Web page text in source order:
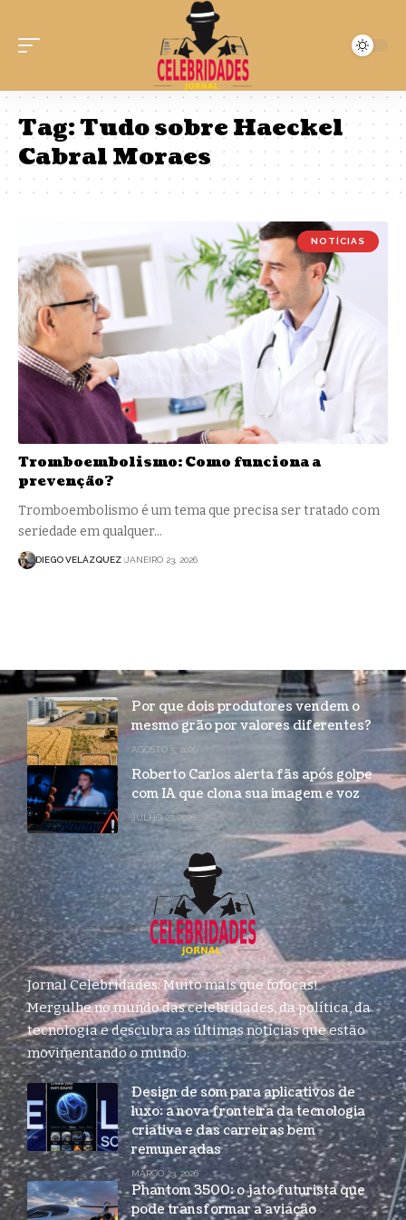
Tag:Tudo sobre Haeckel
Cabral Moraes
NOTÍCIAS
Tromboembolismo: Como funciona a
prevenção?
Tromboembolismo é um tema que precisa ser tratado com
seriedade em qualquer…
DIEGO VELÁZQUEZ JANEIRO 23, 2026
Por que dois produtores vendem o
mesmo grão por valores diferentes?
AGOSTO 5, 2026
Roberto Carlos alerta fãs após golpe
com IA que clona sua imagem e voz
JULHO 27, 2026
Jornal Celebridades: Muito mais que fofocas!
Mergulhe no mundo das celebridades, da política, da
tecnologia e descubra as últimas notícias que estão
movimentando o mundo.
Design de som para aplicativos de
luxo: a nova fronteira da tecnologia
criativa e das carreiras bem
remuneradas
MARÇO 23, 2026
Phantom 3500: o jato futurista que
pode transformar a aviação